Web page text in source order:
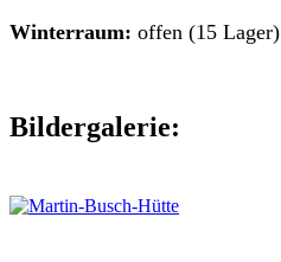
Winterraum: offen (15 Lager)
Bildergalerie: